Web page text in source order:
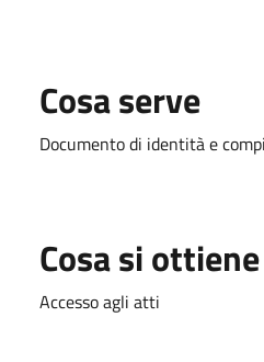
Cosa serve
Documento di identità e
Cosa si ottiene
Accesso agli atti